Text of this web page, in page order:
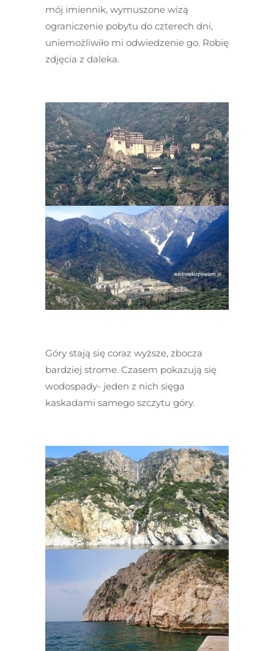
mój imiennik, wymuszone wizą
ograniczenie pobytu do czterech dni,
uniemożliwiło mi odwiedzenie go. Robię
zdjęcia z daleka.
Góry stają się coraz wyższe, zbocza
bardziej strome. Czasem pokazują się
wodospady- jeden z nich sięga
kaskadami samego szczytu góry.